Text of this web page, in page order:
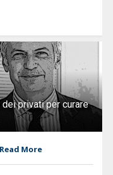
privati per curare
Read More